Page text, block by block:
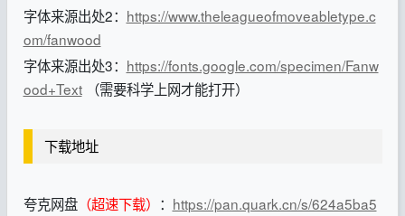
字体来源出处2： https://www.theleagueofmoveabletype.c
om/fanwood
字体来源出处3： https://fonts.google.com/specimen/Fanw
ood+Text（需要科学上网才能打开）
下载地址
夸克网盘（超速下载） ： https://pan.quark.cn/s/624a5ba5